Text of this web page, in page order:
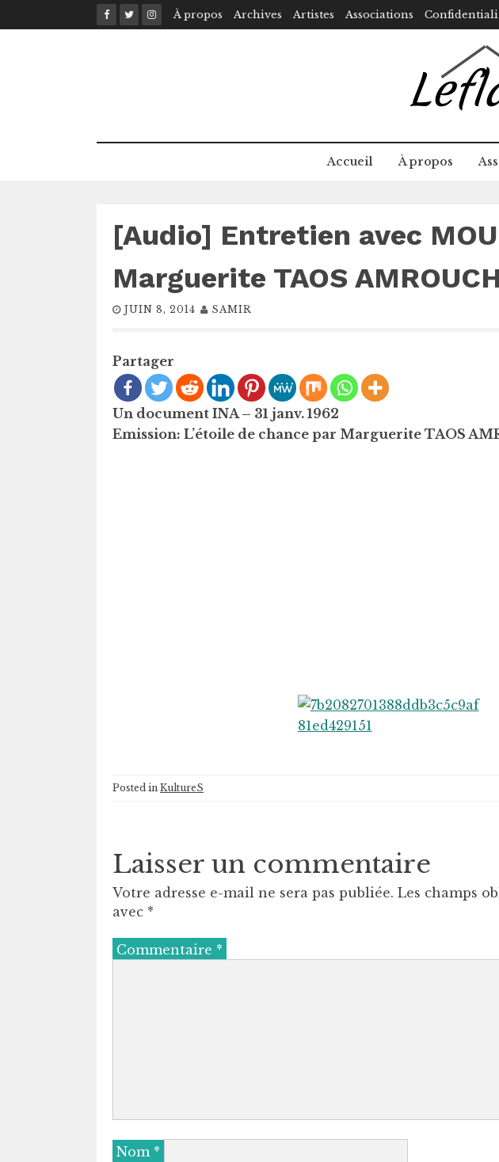
to
À propos Archives Artistes Associations
Accueil À propos
[Audio] Entretien avec
Marguerite TAOS
JUIN 8, 2014 SAMIR
Partager
Un document INA – 31 janv. 1962
Emission: L’étoile de chance par Marguerite TAOS
Posted in KultureS
Laisser un commentaire
Votre adresse e-mail ne sera pas publiée. Les champs
avec *
Commentaire *
Nom *